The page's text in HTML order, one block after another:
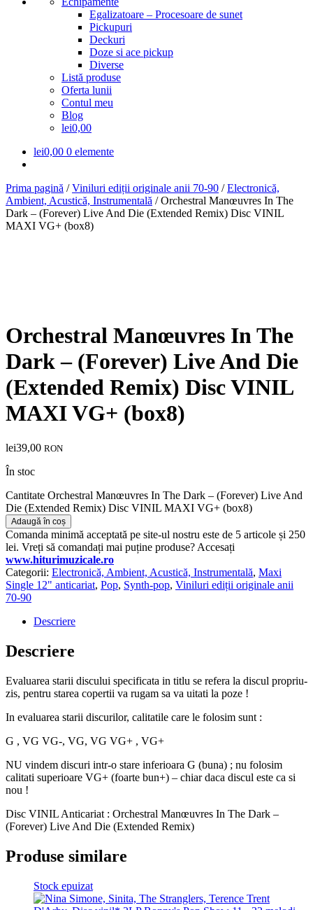
Egalizatoare – Procesoare de sunet
Pickupuri
Deckuri
Doze si ace pickup
Diverse
Listă produse
Oferta lunii
Contul meu
Blog
lei0,00
lei0,00 0 elemente
Prima pagină /Viniluri ediții originale anii 70-90 /Electronică,
Ambient, Acustică, Instrumentală /Orchestral Manœuvres In The
Dark – (Forever) Live And Die (Extended Remix) Disc VINIL
MAXI VG+ (box8)
Orchestral Manœuvres In The
Dark – (Forever) Live And Die
(Extended Remix) Disc VINIL
MAXI VG+ (box8)
lei39,00 RON
În stoc
Cantitate Orchestral Manœuvres In The Dark – (Forever) Live And
Die (Extended Remix) Disc VINIL MAXI VG+ (box8)
Adaugă în coș
Comanda minimă acceptată pe site-ul nostru este de 5 articole și 250
lei. Vreți să comandați mai puține produse? Accesați
www.hiturimuzicale.ro
Categorii: Electronică, Ambient, Acustică, Instrumentală, Maxi
Single 12" anticariat, Pop, Synth-pop, Viniluri ediții originale anii
70-90
Descriere
Descriere
Evaluarea starii discului specificata in titlu se refera la discul propriu-
zis, pentru starea copertii va rugam sa va uitati la poze !
In evaluarea starii discurilor, calitatile care le folosim sunt :
G , VG VG-, VG, VG VG+ , VG+
NU vindem discuri intr-o stare inferioara G (buna) ; nu folosim
calitati superioare VG+ (foarte bun+) – chiar daca discul este ca si
nou !
Disc VINIL Anticariat : Orchestral Manœuvres In The Dark –
(Forever) Live And Die (Extended Remix)
Produse similare
Stock epuizat